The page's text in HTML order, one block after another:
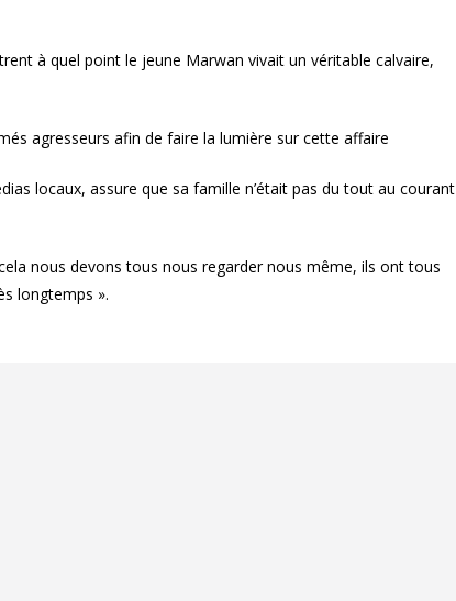
à quel point le jeune Marwan vivait un véritable calvaire,
agresseurs afin de faire la lumière sur cette affaire
locaux, assure que sa famille n’était pas du tout au courant
nous devons tous nous regarder nous même, ils ont tous
longtemps ».